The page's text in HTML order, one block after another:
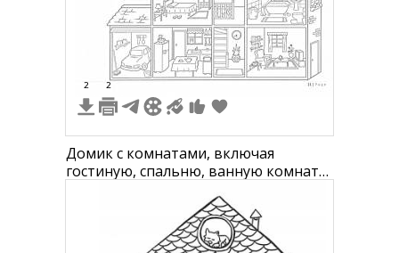
2 2
Домик с комнатами, включая
гостиную, спальню, ванную комнату,
прихожую и чердак. В каждой
комнате различные предметы
мебели и бытовая техника.